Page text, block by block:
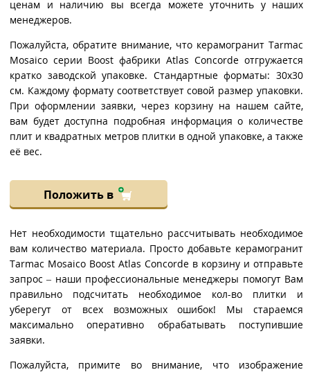
ценам и наличию вы всегда можете уточнить у наших
менеджеров.
Пожалуйста, обратите внимание, что керамогранит Tarmac
Mosaico серии Boost фабрики Atlas Concorde отгружается
кратко заводской упаковке. Стандартные форматы: 30x30
см. Каждому формату соответствует совой размер упаковки.
При оформлении заявки, через корзину на нашем сайте,
вам будет доступна подробная информация о количестве
плит и квадратных метров плитки в одной упаковке, а также
её вес.
Положить в
Нет необходимости тщательно рассчитывать необходимое
вам количество материала. Просто добавьте керамогранит
Tarmac Mosaico Boost Atlas Concorde в корзину и отправьте
запрос – наши профессиональные менеджеры помогут Вам
правильно подсчитать необходимое кол-во плитки и
уберегут от всех возможных ошибок! Мы стараемся
максимально оперативно обрабатывать поступившие
заявки.
Пожалуйста, примите во внимание, что изображение